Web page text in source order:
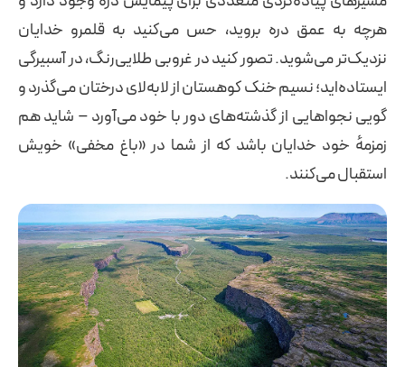
هرچه به عمق دره بروید، حس می‌کنید به قلمرو خدایان
نزدیک‌تر می‌شوید. تصور کنید در غروبی طلایی‌رنگ، در آسبیرگی
ایستاده‌اید؛ نسیم خنک کوهستان از لابه‌لای درختان می‌گذرد و
گویی نجواهایی از گذشته‌های دور با خود می‌آورد – شاید هم
زمزمهٔ خود خدایان باشد که از شما در «باغ مخفی» خویش
استقبال می‌کنند.